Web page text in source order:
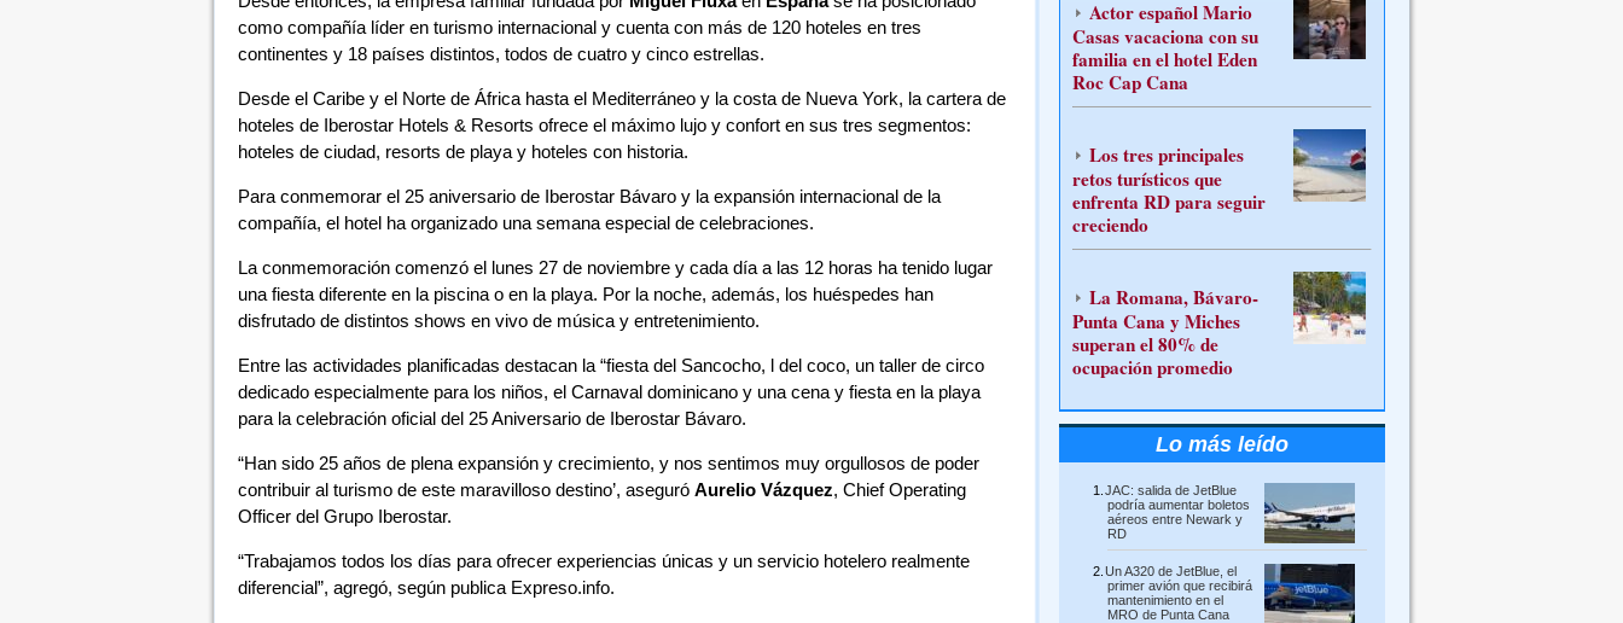
como compañía líder en turismo internacional y cuenta con más de 120 hoteles en tres
continentes y 18 países distintos, todos de cuatro y cinco estrellas.
Desde el Caribe y el Norte de África hasta el Mediterráneo y la costa de Nueva York, la cartera de
hoteles de Iberostar Hotels & Resorts ofrece el máximo lujo y confort en sus tres segmentos:
hoteles de ciudad, resorts de playa y hoteles con historia.
Para conmemorar el 25 aniversario de Iberostar Bávaro y la expansión internacional de la
compañía, el hotel ha organizado una semana especial de celebraciones.
La conmemoración comenzó el lunes 27 de noviembre y cada día a las 12 horas ha tenido lugar
una fiesta diferente en la piscina o en la playa. Por la noche, además, los huéspedes han
disfrutado de distintos shows en vivo de música y entretenimiento.
Entre las actividades planificadas destacan la “fiesta del Sancocho, l del coco, un taller de circo
dedicado especialmente para los niños, el Carnaval dominicano y una cena y fiesta en la playa
para la celebración oficial del 25 Aniversario de Iberostar Bávaro.
“Han sido 25 años de plena expansión y crecimiento, y nos sentimos muy orgullosos de poder
contribuir al turismo de este maravilloso destino’, aseguró Aurelio Vázquez, Chief Operating
Officer del Grupo Iberostar.
“Trabajamos todos los días para ofrecer experiencias únicas y un servicio hotelero realmente
diferencial”, agregó, según publica Expreso.info.
Actor español Mario
Casas vacaciona con su
familia en el hotel Eden
Roc Cap Cana
Los tres principales
retos turísticos que
enfrenta RD para seguir
creciendo
La Romana, Bávaro-
Punta Cana y Miches
superan el 80% de
ocupación promedio
Lo más leído
JAC: salida de JetBlue
podría aumentar boletos
aéreos entre Newark y
RD
Un A320 de JetBlue, el
primer avión que recibirá
mantenimiento en el
MRO de Punta Cana